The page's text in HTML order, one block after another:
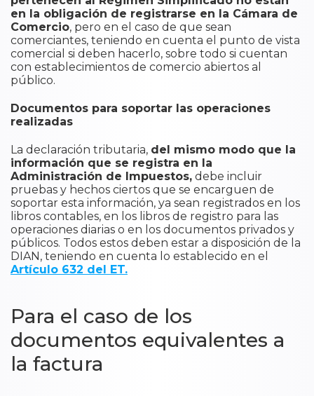
en la obligación de registrarse en la Cámara de
Comercio, pero en el caso de que sean
comerciantes, teniendo en cuenta el punto de vista
comercial si deben hacerlo, sobre todo si cuentan
con establecimientos de comercio abiertos al
público.
Documentos para soportar las operaciones
realizadas
La declaración tributaria, del mismo modo que la
información que se registra en la
Administración de Impuestos, debe incluir
pruebas y hechos ciertos que se encarguen de
soportar esta información, ya sean registrados en los
libros contables, en los libros de registro para las
operaciones diarias o en los documentos privados y
públicos. Todos estos deben estar a disposición de la
DIAN, teniendo en cuenta lo establecido en el
Artículo 632 del ET.
Para el caso de los
documentos equivalentes a
la factura